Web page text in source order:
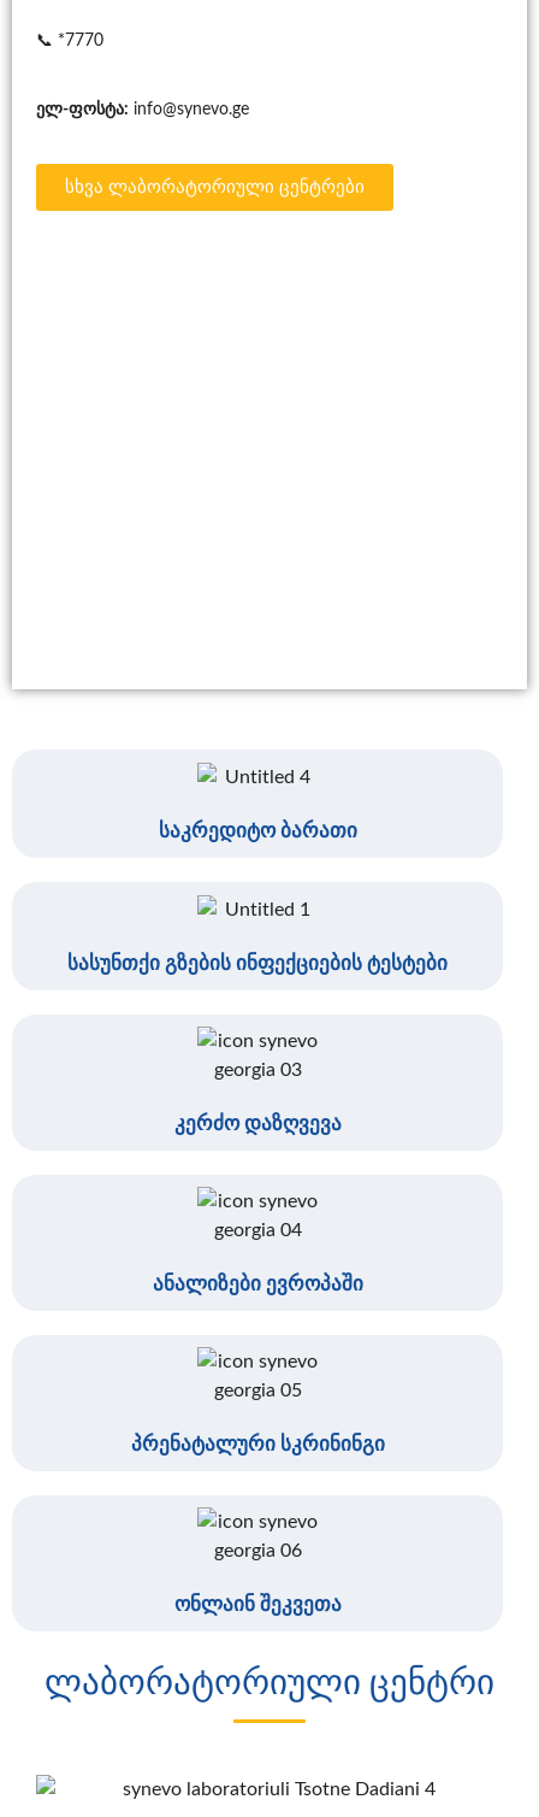
📞 *7770
ელ-ფოსტა: info@synevo.ge
სხვა ლაბორატორიული ცენტრები
საკრედიტო ბარათი
სასუნთქი გზების ინფექციების ტესტები
კერძო დაზღვევა
ანალიზები ევროპაში
პრენატალური სკრინინგი
ონლაინ შეკვეთა
ლაბორატორიული ცენტრი